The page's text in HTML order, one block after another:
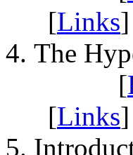
[Links]
The
[
[Links]